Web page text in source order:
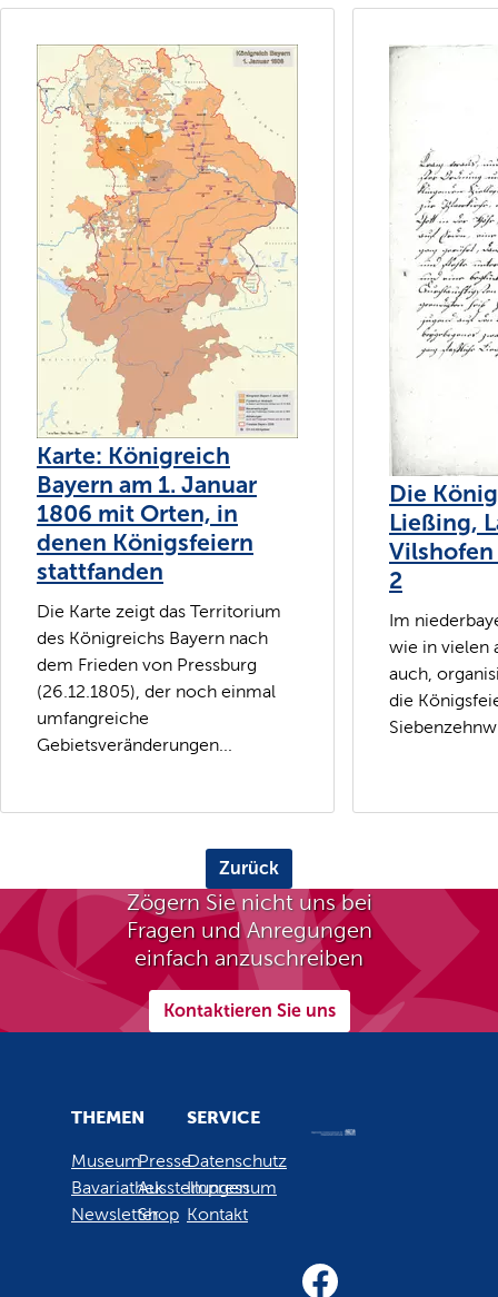
Karte: Königreich
Bayern am 1. Januar
1806 mit Orten, in
denen Königsfeiern
stattfanden
Die Karte zeigt das Territorium
des Königreichs Bayern nach
dem Frieden von Pressburg
(26.12.1805), der noch einmal
umfangreiche
Gebietsveränderungen...
Die
Ließing,
Vilshofen
2
Im
wie in vielen
auch,
die
Zurück
Zögern Sie nicht uns bei
Fragen und Anregungen
einfach anzuschreiben
Kontaktieren Sie uns
THEMEN
Museum
Bavariathek
Newsletter
Presse
Ausstellungen
Shop
SERVICE
Datenschutz
Impressum
Kontakt